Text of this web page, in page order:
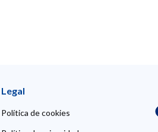
Legal
Política de cookies